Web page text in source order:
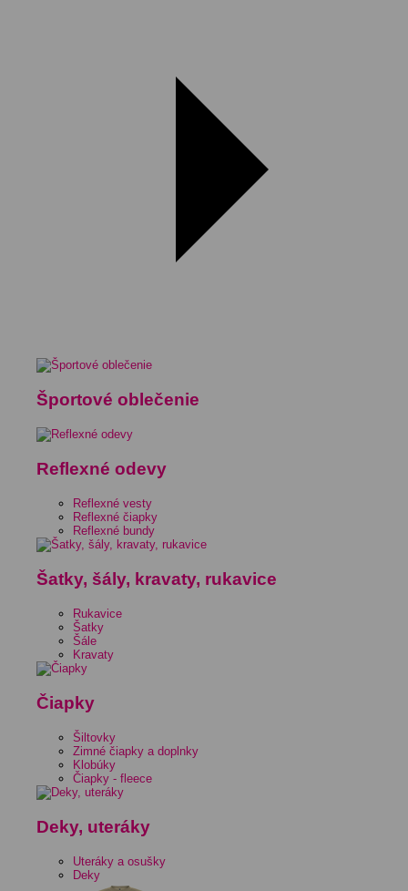
Športové oblečenie
Reflexné odevy
Reflexné vesty
Reflexné čiapky
Reflexné bundy
Šatky, šály, kravaty, rukavice
Rukavice
Šatky
Šále
Kravaty
Čiapky
Šiltovky
Zimné čiapky a doplnky
Klobúky
Čiapky - fleece
Deky, uteráky
Uteráky a osušky
Deky